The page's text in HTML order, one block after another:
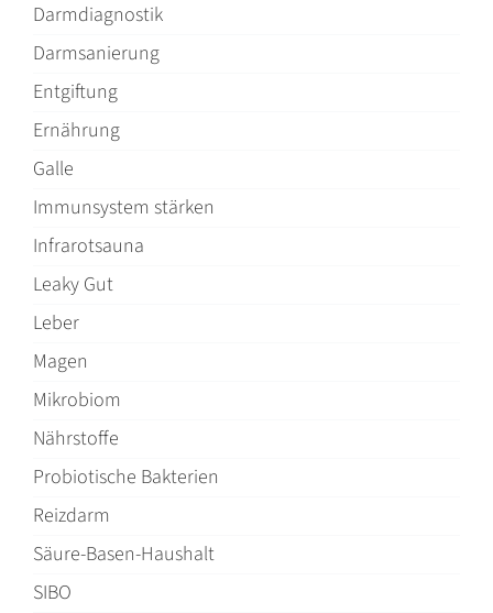
Darmdiagnostik
Darmsanierung
Entgiftung
Ernährung
Galle
Immunsystem stärken
Infrarotsauna
Leaky Gut
Leber
Magen
Mikrobiom
Nährstoffe
Probiotische Bakterien
Reizdarm
Säure-Basen-Haushalt
SIBO